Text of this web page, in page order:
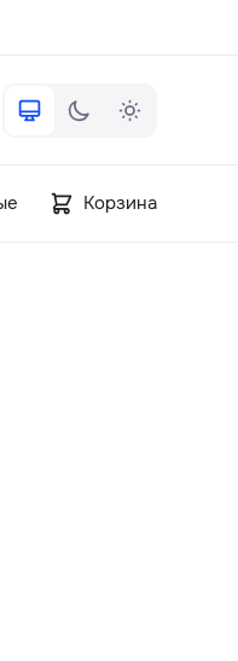
Корзина
( 705 ) 181-42-50